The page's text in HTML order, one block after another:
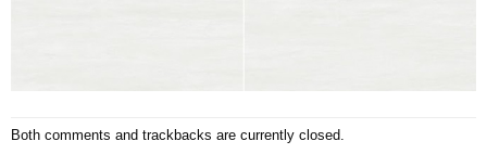
Both comments and trackbacks are currently closed.